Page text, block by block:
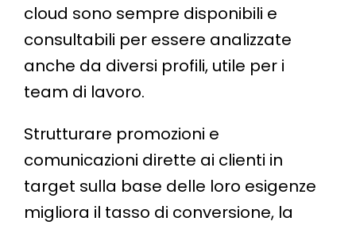
cloud sono sempre disponibili e
consultabili per essere analizzate
anche da diversi profili, utile per i
team di lavoro.
Strutturare promozioni e
comunicazioni dirette ai clienti in
target sulla base delle loro esigenze
migliora il tasso di conversione, la